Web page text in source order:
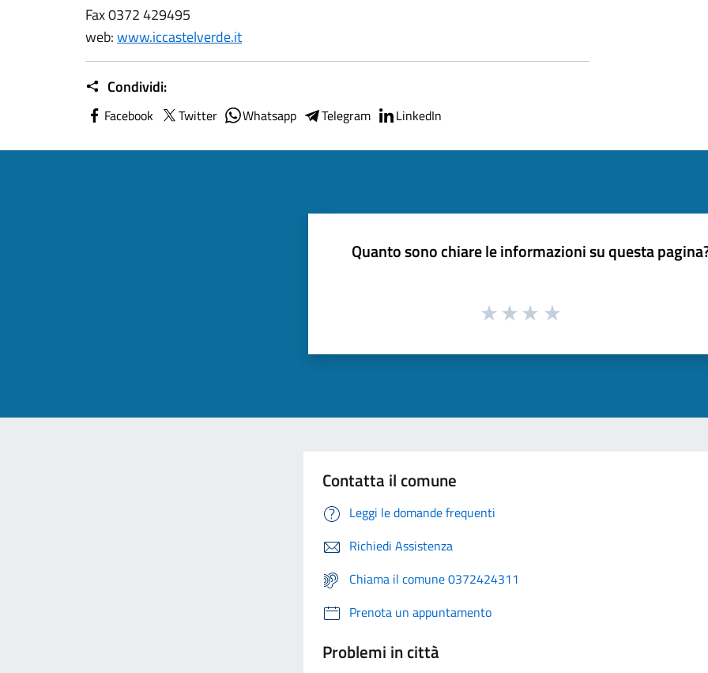
Fax 0372 429495
web:www.iccastelverde.it
Condividi:
Facebook Twitter Whatsapp Telegram LinkedIn
Quanto sono chiare le informazioni su questa
Contatta il comune
Leggi le domande frequenti
Richiedi Assistenza
Chiama il comune 0372424311
Prenota un appuntamento
Problemi in città